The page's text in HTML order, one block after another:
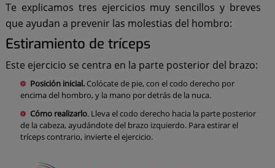
Te explicamos tres ejercicios muy sencillos y breves
que ayudan a prevenir las molestias del hombro:
Estiramiento de tríceps
Este ejercicio se centra en la parte posterior del brazo:
Posición inicial. Colócate de pie, con el codo derecho por
encima del hombro, y la mano por detrás de la nuca.
Cómo realizarlo. Lleva el codo derecho hacia la parte posterior
de la cabeza, ayudándote del brazo izquierdo. Para estirar el
tríceps contrario, invierte el ejercicio.